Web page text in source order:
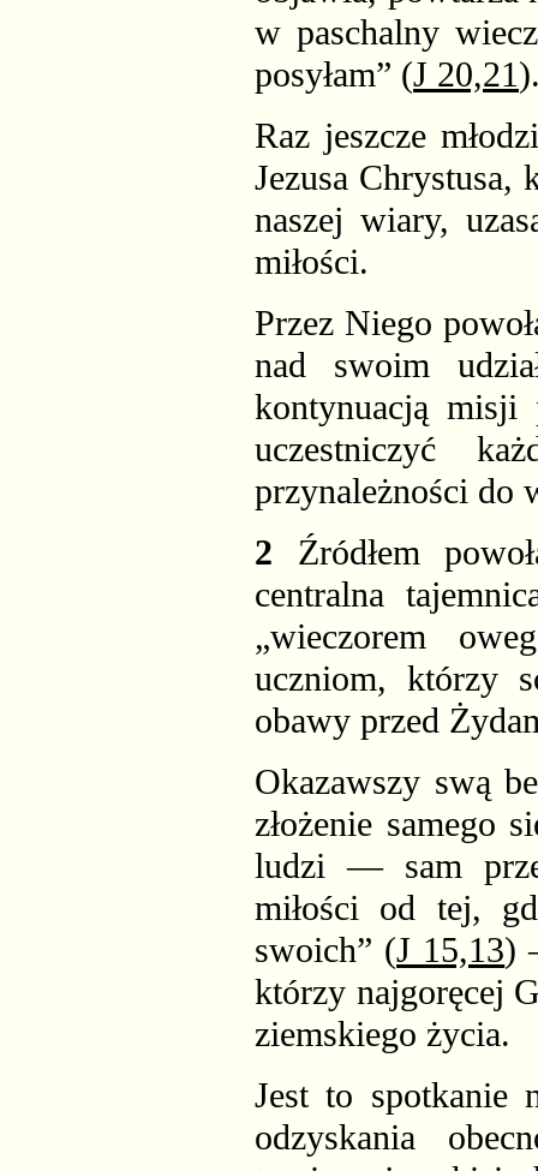
w paschalny
posyłam” (J 20,21
Raz jeszcze
Jezusa Chrystusa,
naszej wiary,
miłości.
Przez Niego
nad swoim
kontynuacją misji
uczestniczyć
przynależności do
2 Źródłem
centralna
„wieczorem
uczniom, którzy
obawy przed
Okazawszy swą
złożenie samego
ludzi — sam
miłości od tej,
swoich” (J 15,13)
którzy najgoręcej
ziemskiego życia.
Jest to spotkanie
odzyskania